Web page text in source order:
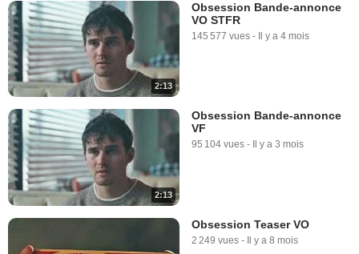
2:13
Obsession Bande-annonce
VO STFR
145 577 vues - Il y a 4 mois
2:13
Obsession Bande-annonce
VF
95 104 vues - Il y a 3 mois
Obsession Teaser VO
2 249 vues - Il y a 8 mois